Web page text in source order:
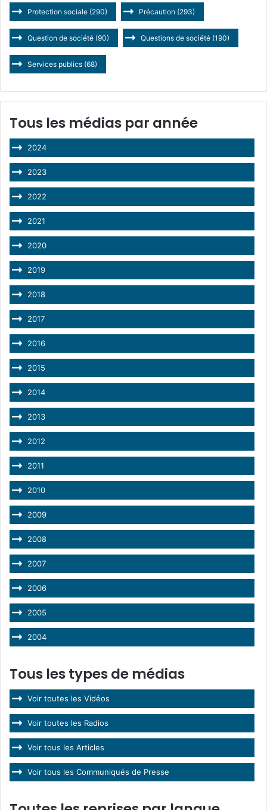
Protection sociale (290) Précaution (293)
Question de société (90) Questions de société (190)
Services publics (68)
Tous les médias par année
2024
2023
2022
2021
2020
2019
2018
2017
2016
2015
2014
2013
2012
2011
2010
2009
2008
2007
2006
2005
2004
Tous les types de médias
Voir toutes les Vidéos
Voir toutes les Radios
Voir tous les Articles
Voir tous les Communiqués de Presse